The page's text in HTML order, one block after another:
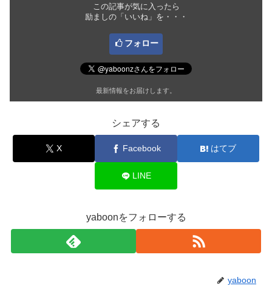
この記事が気に入ったら
励ましの「いいね」を・・・
フォロー
最新情報をお届けします。
シェアする
X Facebook はてブ
LINE
yaboonをフォローする
yaboon